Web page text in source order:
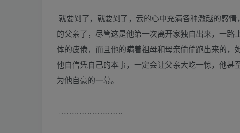
就要到了，就要到了，云的心中充满各种激越的感
的父亲了，尽管这是他第一次离开家独自出来，一
体的疲倦，而且他的瞒着祖母和母亲偷偷跑出来的
他自信凭自己的本事，一定会让父亲大吃一惊，他
为他自豪的一幕。
…………………….